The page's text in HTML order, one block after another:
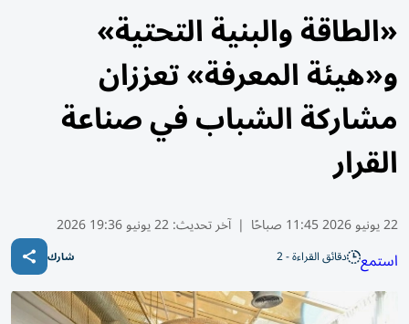
«الطاقة والبنية التحتية»
و«هيئة المعرفة» تعززان
مشاركة الشباب في صناعة
القرار
22 يونيو 2026 11:45 صباحًا | آخر تحديث:22 يونيو 19:36 2026
استمع دقائق القراءة - 2 شارك